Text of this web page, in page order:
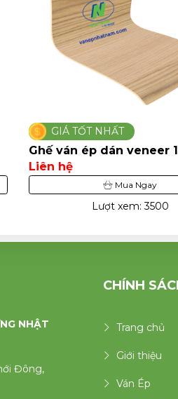
GIÁ TỐT NHẤT
Ghế ván ép dán veneer
Liên hệ
Mua Ngay
Lượt xem: 3500
NHẬT
Đông,
CHÍNH
Trang chủ
Giới thiệu
Ván Ép